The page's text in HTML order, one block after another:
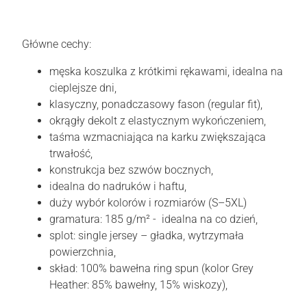
Główne cechy:
męska koszulka z krótkimi rękawami, idealna na
cieplejsze dni,
klasyczny, ponadczasowy fason (regular fit),
okrągły dekolt z elastycznym wykończeniem,
taśma wzmacniająca na karku zwiększająca
trwałość,
konstrukcja bez szwów bocznych,
idealna do nadruków i haftu,
duży wybór kolorów i rozmiarów (S–5XL)
gramatura: 185 g/m² - idealna na co dzień,
splot: single jersey – gładka, wytrzymała
powierzchnia,
skład: 100% bawełna ring spun (kolor Grey
Heather: 85% bawełny, 15% wiskozy),